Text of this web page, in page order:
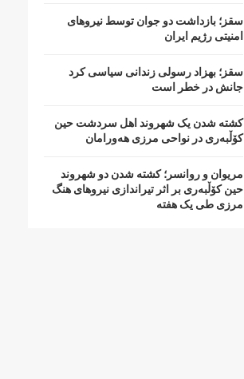
سقز؛ بازداشت دو جوان توسط نیروهای
امنیتی رژیم ایران
سقز؛ بهزاد رسولی زندانی سیاسی کرد
جانش در خطر است
کشتە شدن یک شهروند اهل سردشت حین
کۆڵبەری در نواحی مرزی هەورامان
مریوان و روانسر؛ کشته شدن دو شهروند
حین کۆڵبەری بر اثر تیراندازی نیروهای هنگ
مرزی طی یک هفته